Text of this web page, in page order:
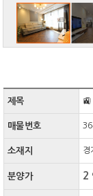
제목 🚉
매물번호
소재지 경
분양가 2